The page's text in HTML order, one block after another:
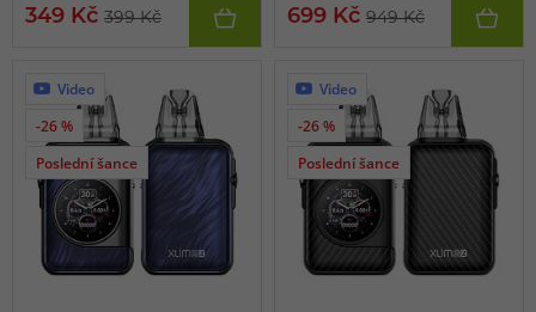
elegantní zpracování, cartridge z
349 Kč 399 Kč
statistika vapování, různorodá
ovládání, bohaté funkce, svítilna,
stopky, funkce kalendáře, menu v
českém jazyce včetně výběru
jiných jazyků, kompatibilní se
všemi Xlim cartridgemi.
699 Kč 949 Kč
Video
-26 %
Poslední šance
Video
-26 %
Poslední šance